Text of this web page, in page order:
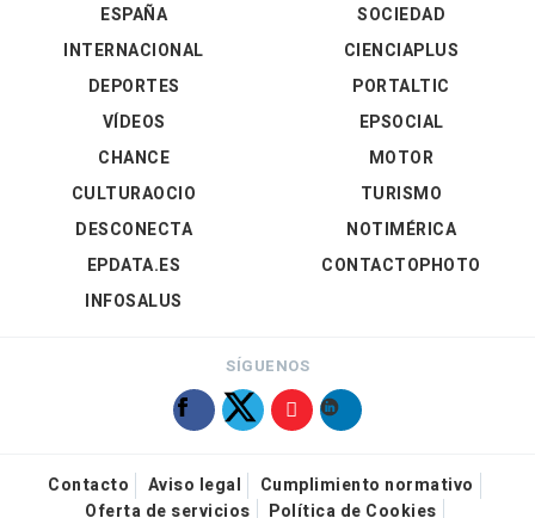
ESPAÑA
INTERNACIONAL
DEPORTES
VÍDEOS
SOCIEDAD
CIENCIAPLUS
PORTALTIC
EPSOCIAL
CHANCE
CULTURAOCIO
DESCONECTA
EPDATA.ES
INFOSALUS
MOTOR
TURISMO
NOTIMÉRICA
CONTACTOPHOTO
SÍGUENOS
Contacto Aviso legal
Cumplimiento normativo
Oferta de servicios
Política de Cookies